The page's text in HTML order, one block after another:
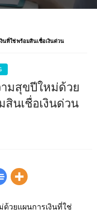
นที่ใช่ พร้อมสินเชื่อเงินด่วน
ามสุขปีใหม่ด้วย
สินเชื่อเงินด่วน
ด้วยแผนการเงินที่ใช่